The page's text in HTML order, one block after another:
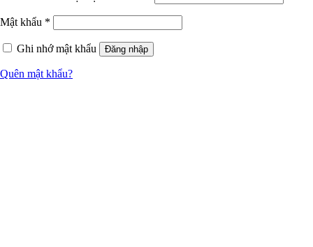
Mật khẩu *
Ghi nhớ mật khẩu Đăng nhập
Quên mật khẩu?